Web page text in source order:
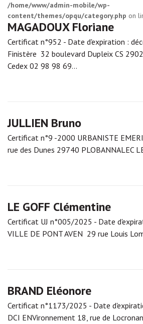
/home/www/admin-mobile/wp-
content/themes/opqu/category.php on
MAGADOUX Floriane
Certificat n°952 - Date d'expiration :
Finistère 32 boulevard Dupleix CS
Cedex 02 98 98 69…
JULLIEN Bruno
Certificat n°9 -2000 URBANISTE
rue des Dunes 29740 PLOBANNALEC
LE GOFF Clémentine
Certificat UJ n°005/2025 - Date
VILLE DE PONT AVEN 29 rue Louis
BRAND Eléonore
Certificat n°1173/2025 - Date
DCI ENVironnement 18, rue de